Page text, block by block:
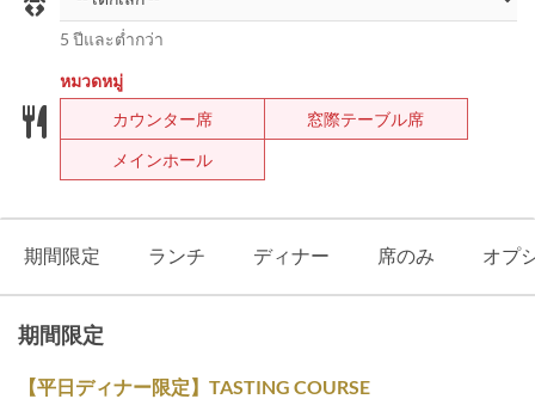
5 ปีและต่ำกว่า
หมวดหมู่
カウンター席
窓際テーブル席
メインホール
期間限定 ランチ ディナー 席のみ オプ
期間限定
【平日ディナー限定】TASTING COURSE